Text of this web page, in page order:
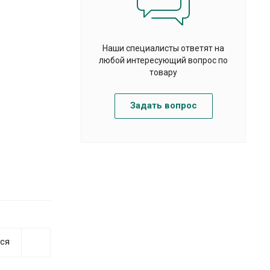
Наши специалисты ответят на
любой интересующий вопрос по
товару
Задать вопрос